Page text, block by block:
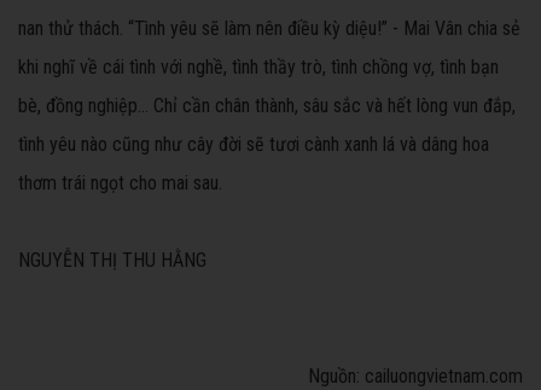
nan thử thách. “Tình yêu sẽ làm nên điều kỳ diệu!” - Mai Vân chia sẻ
khi nghĩ về cái tình với nghề, tình thầy trò, tình chồng vợ, tình bạn
bè, đồng nghiệp… Chỉ cần chân thành, sâu sắc và hết lòng vun đắp,
tình yêu nào cũng như cây đời sẽ tươi cành xanh lá và dâng hoa
thơm trái ngọt cho mai sau.
NGUYỄN THỊ THU HẰNG
Nguồn: cailuongvietnam.com